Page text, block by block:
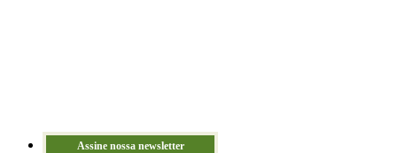
Assine nossa newsletter